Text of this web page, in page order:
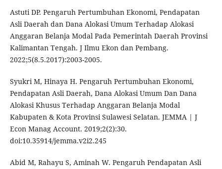
Astuti DP. Pengaruh Pertumbuhan Ekonomi, Pendapatan
Asli Daerah dan Dana Alokasi Umum Terhadap Alokasi
Anggaran Belanja Modal Pada Pemerintah Daerah Provinsi
Kalimantan Tengah. J Ilmu Ekon dan Pembang.
2022;5(8.5.2017):2003-2005.
Syukri M, Hinaya H. Pengaruh Pertumbuhan Ekonomi,
Pendapatan Asli Daerah, Dana Alokasi Umum Dan Dana
Alokasi Khusus Terhadap Anggaran Belanja Modal
Kabupaten & Kota Provinsi Sulawesi Selatan. JEMMA | J
Econ Manag Account. 2019;2(2):30.
doi:10.35914/jemma.v2i2.245
Abid M, Rahayu S, Aminah W. Pengaruh Pendapatan Asli